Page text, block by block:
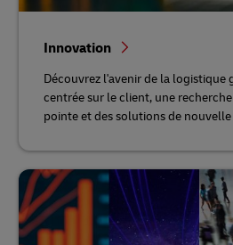
Innovation
Découvrez l'avenir de la logistique
centrée sur le client, une
pointe et des solutions de